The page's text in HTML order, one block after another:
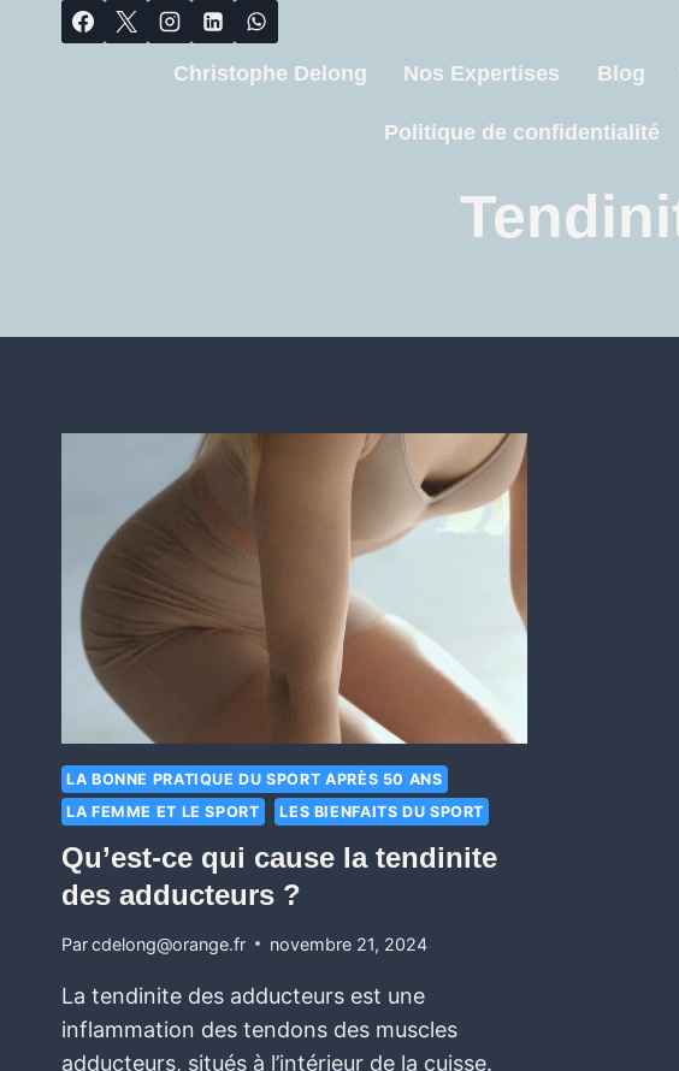
Christophe Delong Nos Expertises Blog
Politique de confidentialité
LA BONNE PRATIQUE DU SPORT APRÈS 50 ANS
LA FEMME ET LE SPORT
LES BIENFAITS DU SPORT
Qu’est-ce qui cause la tendinite
des adducteurs ?
Parcdelong@orange.fr novembre 21, 2024
La tendinite des adducteurs est une
inflammation des tendons des muscles
adducteurs, situés à l’intérieur de la cuisse.